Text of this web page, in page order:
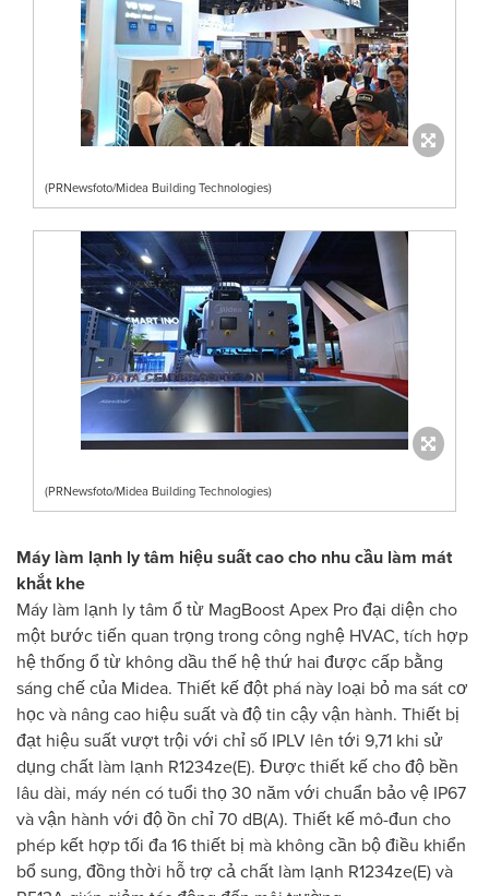
(PRNewsfoto/Midea Building Technologies)
(PRNewsfoto/Midea Building Technologies)
Máy làm lạnh ly tâm hiệu suất cao cho nhu cầu làm mát
khắt khe
Máy làm lạnh ly tâm ổ từ MagBoost Apex Pro đại diện cho
một bước tiến quan trọng trong công nghệ HVAC, tích hợp
hệ thống ổ từ không dầu thế hệ thứ hai được cấp bằng
sáng chế của Midea. Thiết kế đột phá này loại bỏ ma sát cơ
học và nâng cao hiệu suất và độ tin cậy vận hành. Thiết bị
đạt hiệu suất vượt trội với chỉ số IPLV lên tới 9,71 khi sử
dụng chất làm lạnh R1234ze(E). Được thiết kế cho độ bền
lâu dài, máy nén có tuổi thọ 30 năm với chuẩn bảo vệ IP67
và vận hành với độ ồn chỉ 70 dB(A). Thiết kế mô-đun cho
phép kết hợp tối đa 16 thiết bị mà không cần bộ điều khiển
bổ sung, đồng thời hỗ trợ cả chất làm lạnh R1234ze(E) và